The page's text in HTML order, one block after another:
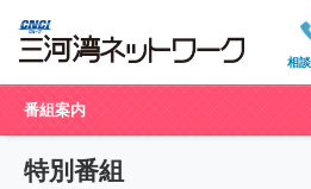
相
番組案内
特別番組